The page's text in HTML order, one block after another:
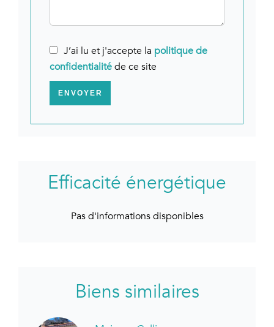
J’ai lu et j'accepte la politique de
confidentialitéde ce site
ENVOYER
Efficacité énergétique
Pas d'informations disponibles
Biens similaires